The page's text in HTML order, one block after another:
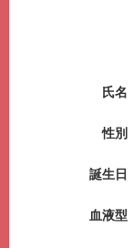
氏名
性別
誕生日
血液型